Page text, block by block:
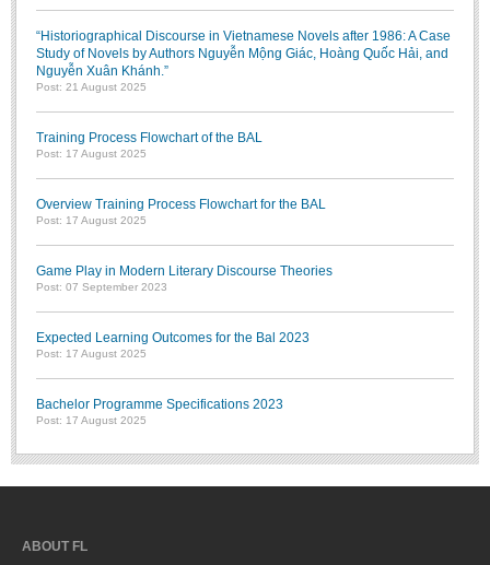
“Historiographical Discourse in Vietnamese Novels after 1986: A Case
Study of Novels by Authors Nguyễn Mộng Giác, Hoàng Quốc Hải, and
Nguyễn Xuân Khánh.”
Post: 21 August 2025
Training Process Flowchart of the BAL
Post: 17 August 2025
Overview Training Process Flowchart for the BAL
Post: 17 August 2025
Game Play in Modern Literary Discourse Theories
Post: 07 September 2023
Expected Learning Outcomes for the Bal 2023
Post: 17 August 2025
Bachelor Programme Specifications 2023
Post: 17 August 2025
ABOUT FL